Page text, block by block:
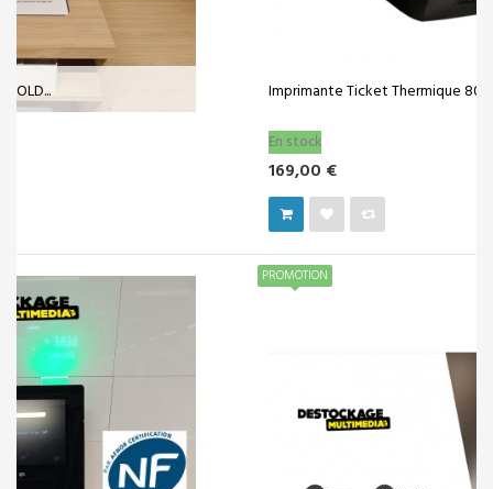
Imprimante Ticket Thermique 80mm USB +...
PROMOTION